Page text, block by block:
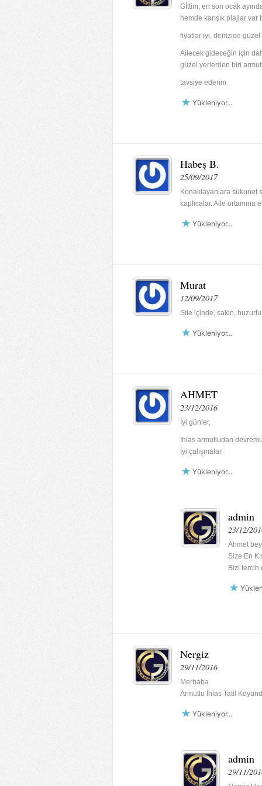
Gİttim, en son ocak
hemde karışık plajlar
fiyatlar iyi, denizide güzel
Ailecek gideceğin için
güzel yerlerden biri
tavsiye ederim
Yükleniyor...
Habeş B.
25/09/2017
Konaklayanlara sükunet
kaplıcalar. Aile
Yükleniyor...
Murat
12/09/2017
Site içinde, sakin,
Yükleniyor...
AHMET
23/12/2016
İyi günler,
İhlas armutludan
İyi çalışmalar.
Yükleniyor...
admin
23/12/
Ahmet
Size En
Bizi tercih
Nergiz
29/11/2016
Merhaba
Armutlu İhlas Tatil
Yükleniyor...
admin
29/11/